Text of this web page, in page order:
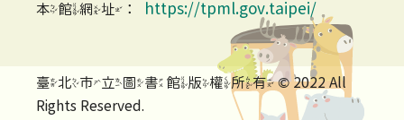
本館網址：
https://tpml.gov.taipei/
臺北市立圖書館版權所有 © 2022 All
Rights Reserved.